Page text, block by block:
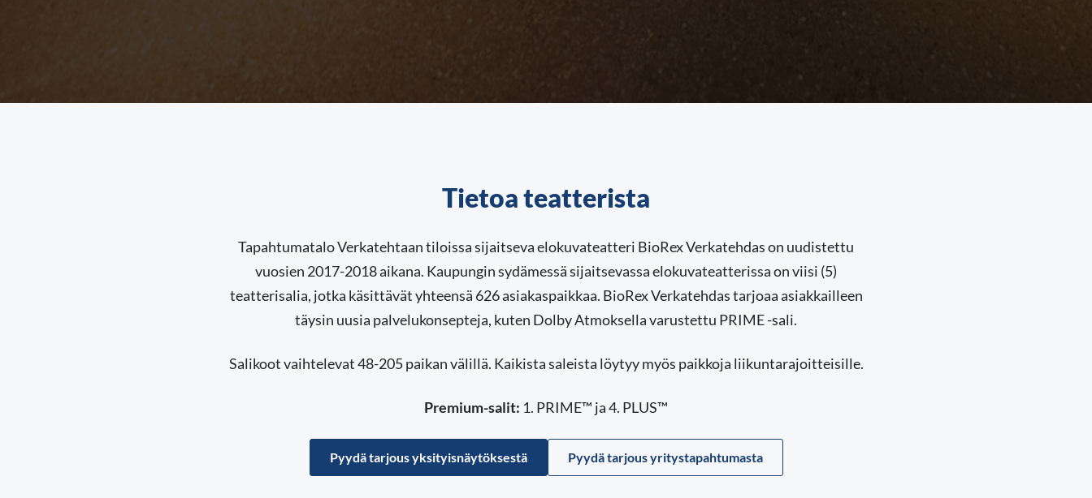
Tietoa teatterista
Tapahtumatalo Verkatehtaan tiloissa sijaitseva elokuvateatteri BioRex Verkatehdas on uudistettu
vuosien 2017-2018 aikana. Kaupungin sydämessä sijaitsevassa elokuvateatterissa on viisi (5)
teatterisalia, jotka käsittävät yhteensä 626 asiakaspaikkaa. BioRex Verkatehdas tarjoaa asiakkailleen
täysin uusia palvelukonsepteja, kuten Dolby Atmoksella varustettu PRIME -sali.
Salikoot vaihtelevat 48-205 paikan välillä. Kaikista saleista löytyy myös paikkoja liikuntarajoitteisille.
Premium-salit: 1. PRIME™ ja 4. PLUS™
Pyydä tarjous yksityisnäytöksestä Pyydä tarjous yritystapahtumasta